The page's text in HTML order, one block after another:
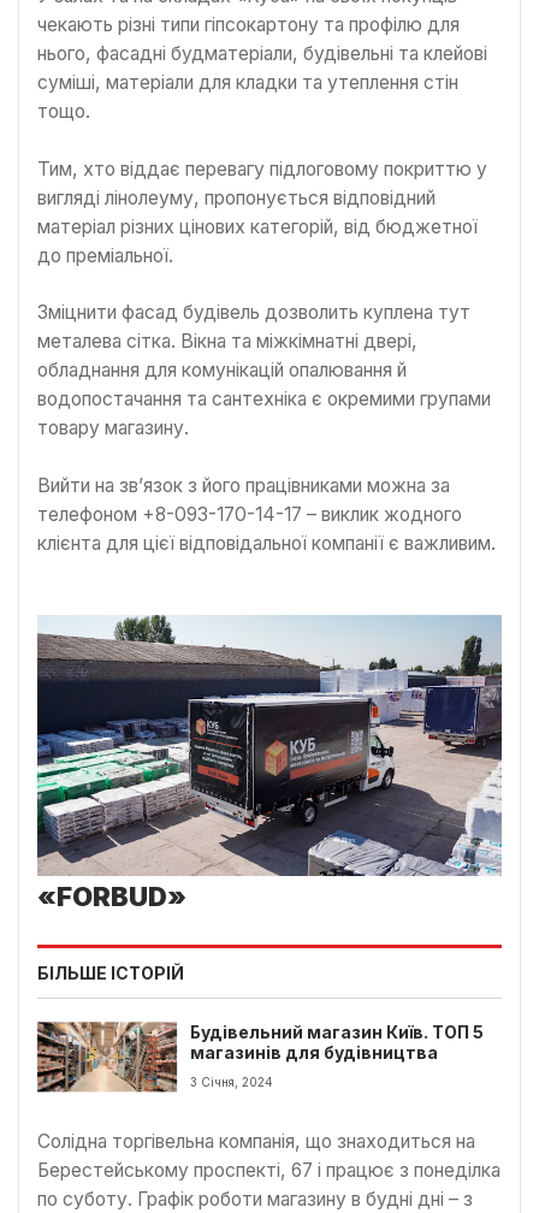
чекають різні типи гіпсокартону та профілю для
нього, фасадні будматеріали, будівельні та клейові
суміші, матеріали для кладки та утеплення стін
тощо.
Тим, хто віддає перевагу підлоговому покриттю у
вигляді лінолеуму, пропонується відповідний
матеріал різних цінових категорій, від бюджетної
до преміальної.
Зміцнити фасад будівель дозволить куплена тут
металева сітка. Вікна та міжкімнатні двері,
обладнання для комунікацій опалювання й
водопостачання та сантехніка є окремими групами
товару магазину.
Вийти на зв’язок з його працівниками можна за
телефоном +8-093-170-14-17 – виклик жодного
клієнта для цієї відповідальної компанії є важливим.
«FORBUD»
БІЛЬШЕ ІСТОРІЙ
Будівельний магазин Київ. ТОП 5
магазинів для будівництва
3 Січня, 2024
Солідна торгівельна компанія, що знаходиться на
Берестейському проспекті, 67 і працює з понеділка
по суботу. Графік роботи магазину в будні дні – з